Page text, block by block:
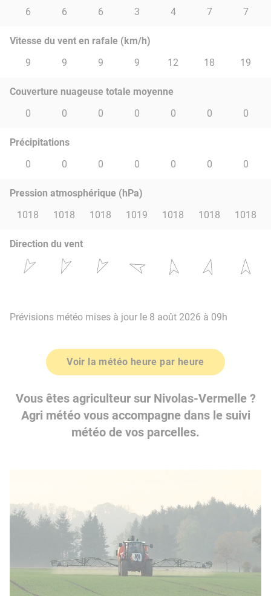
6
6 6 3 4 7 7
Vitesse du vent en rafale (km/h)
9
9 9 9 12 18 19
Couverture nuageuse totale moyenne
0
0 0 0 0 0 0
Précipitations
0
0 0 0 0 0 0
Pression atmosphérique (hPa)
1018
1018 1018 1019 1018 1018 1018
Direction du vent
Prévisions météo mises à jour le 8 août 2026 à 09h
Voir la météo heure par heure
Vous êtes agriculteur sur Nivolas-Vermelle ?
Agri météo vous accompagne dans le suivi
météo de vos parcelles.